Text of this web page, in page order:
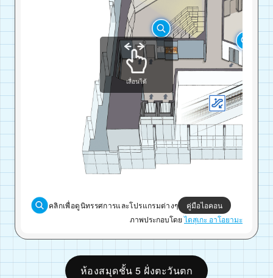
เลื่อนได้
คลิกเพื่อดูนิทรรศการและโปรแกรมต่างๆ
คู่มือไอคอน
ภาพประกอบโดย ไดสุเกะ อาโอยามะ
ห้องสมุดชั้น 5 ฝั่งตะวันตก